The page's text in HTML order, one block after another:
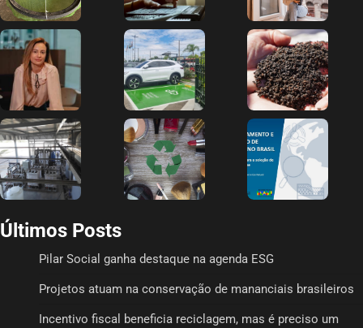
Últimos Posts
Pilar Social ganha destaque na agenda ESG
Projetos atuam na conservação de mananciais brasileiros
Incentivo fiscal beneficia reciclagem, mas é preciso um